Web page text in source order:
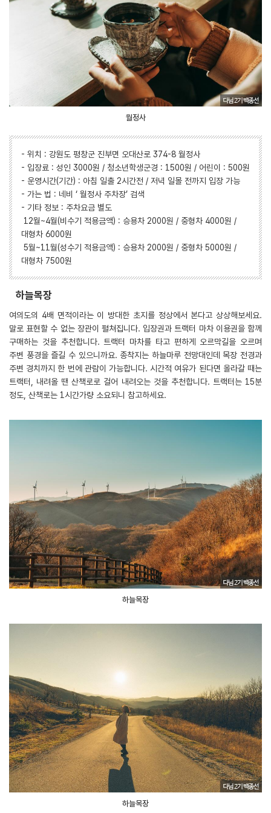
월정사
- 위치 : 강원도 평창군 진부면 오대산로 374-8 월정사
- 입장료 : 성인 3000원 / 청소년학생군경 : 1500원 / 어린이 : 500원
- 운영시간(기간) : 아침 일출 2시간전 / 저녁 일몰 전까지 입장 가능
- 가는 법 : 네비 ‘ 월정사 주차장’ 검색
- 기타 정보 : 주차요금 별도
12월~4월(비수기 적용금액) : 승용차 2000원 / 중형차 4000원 /
대형차 6000원
5월~11월(성수기 적용금액) : 승용차 2000원 / 중형차 5000원 /
대형차 7500원
하늘목장
여의도의 4배 면적이라는 이 방대한 초지를 정상에서 본다고 상상해보세요.
말로 표현할 수 없는 장관이 펼쳐집니다. 입장권과 트랙터 마차 이용권을 함께
구매하는 것을 추천합니다. 트랙터 마차를 타고 편하게 오르막길을 오르며
주변 풍경을 즐길 수 있으니까요. 종착지는 하늘마루 전망대인데 목장 전경과
주변 경치까지 한 번에 관람이 가능합니다. 시간적 여유가 된다면 올라갈 때는
트랙터, 내려올 땐 산책로로 걸어 내려오는 것을 추천합니다. 트랙터는 15분
정도, 산책로는 1시간가량 소요되니 참고하세요.
하늘목장
하늘목장